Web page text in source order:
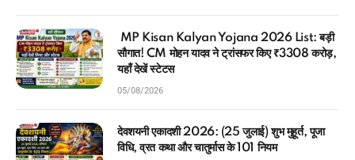
MP Kisan Kalyan Yojana 2026 List: बड़ी
सौगात! CM मोहन यादव ने ट्रांसफर किए ₹3308 करोड़,
यहाँ देखें स्टेटस
05/08/2026
देवशयनी एकादशी 2026: (25 जुलाई) शुभ मुहूर्त, पूजा
विधि, व्रत कथा और चातुर्मास के 101 नियम